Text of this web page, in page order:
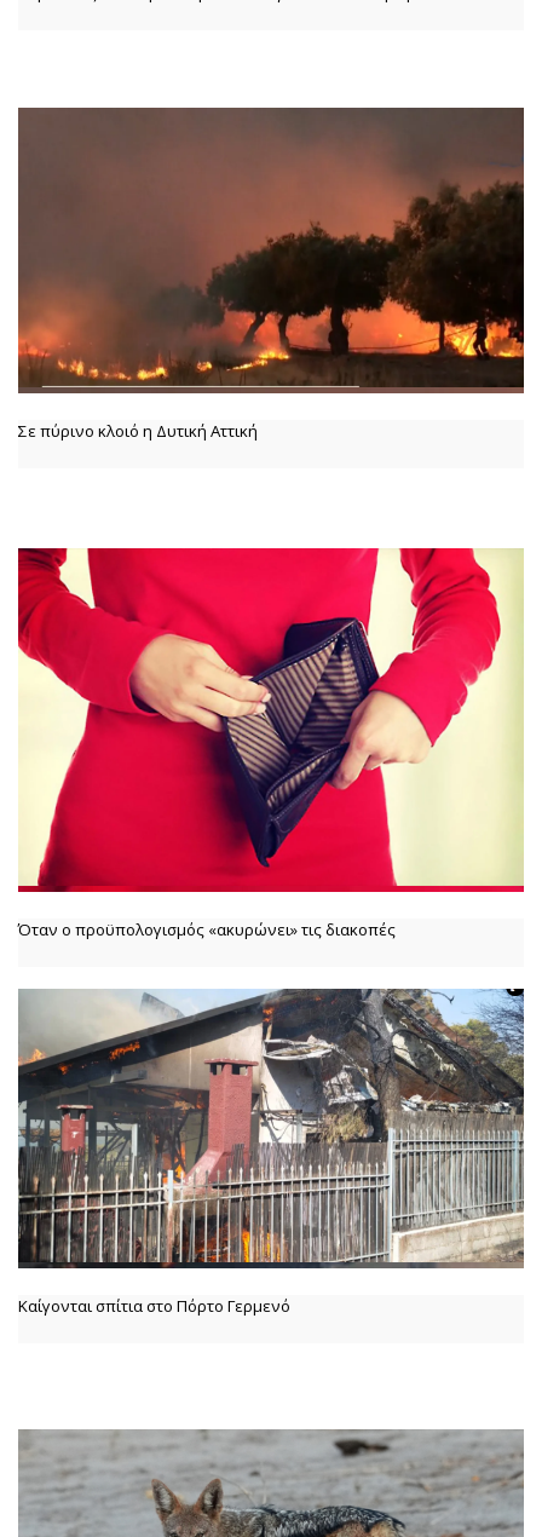
Σε πύρινο κλοιό η Δυτική Αττική
Όταν ο προϋπολογισμός «ακυρώνει» τις διακοπές
Καίγονται σπίτια στο Πόρτο Γερμενό